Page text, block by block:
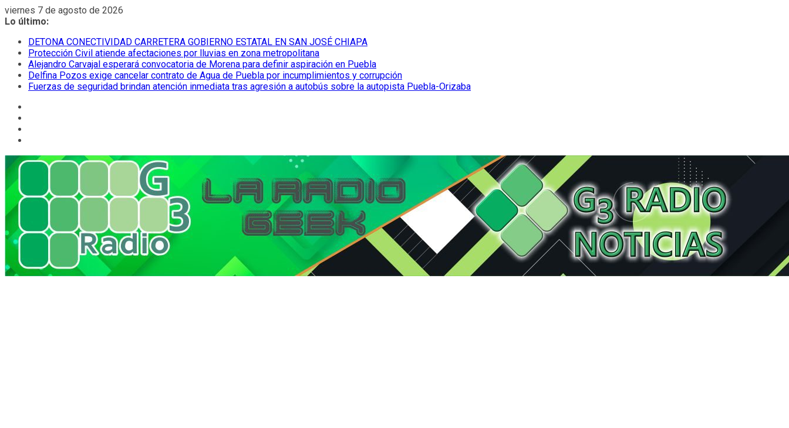
Saltar
al
viernes 7 de agosto de 2026
Lo último:
DETONA CONECTIVIDAD CARRETERA GOBIERNO ESTATAL EN SAN JOSÉ CHIAPA
Protección Civil atiende afectaciones por lluvias en zona metropolitana
Alejandro Carvajal esperará convocatoria de Morena para definir aspiración en Puebla
Delfina Pozos exige cancelar contrato de Agua de Puebla por incumplimientos y corrupción
Fuerzas de seguridad brindan atención inmediata tras agresión a autobús sobre la autopista Puebla-Orizaba